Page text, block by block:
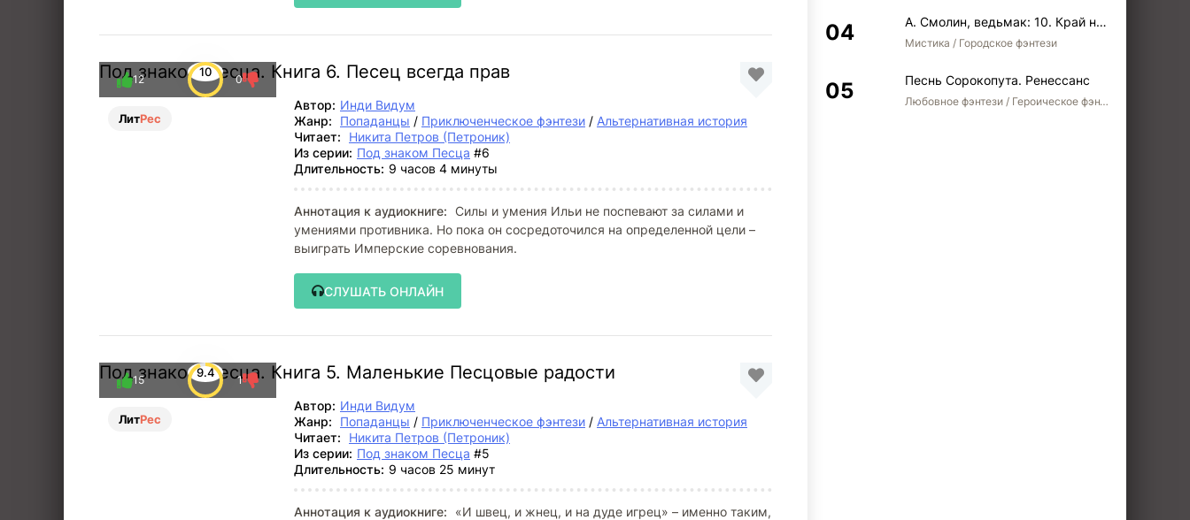
Под знаком Песца. Книга 6. Песец всегда прав
ЛитРес
10
12 0
Автор: Инди Видум
Жанр:
Попаданцы / Приключенческое фэнтези / Альтернативная история
Читает:
Никита Петров (Петроник)
Из серии: Под знаком Песца #6
Длительность: 9 часов 4 минуты
Аннотация к аудиокниге: Силы и умения Ильи не поспевают за силами и
умениями противника. Но пока он сосредоточился на определенной цели –
выиграть Имперские соревнования.
СЛУШАТЬ ОНЛАЙН
Под знаком Песца. Книга 5. Маленькие Песцовые радости
ЛитРес
9.4
15 1
Автор: Инди Видум
Жанр:
Попаданцы / Приключенческое фэнтези / Альтернативная история
Читает:
Никита Петров (Петроник)
Из серии: Под знаком Песца #5
Длительность: 9 часов 25 минут
Аннотация к аудиокниге:
«И швец, и жнец, и на дуде игрец» – именно таким,
А. Смолин, ведьмак: 10. Край неба
Мистика / Городское фэнтези
Песнь Сорокопута. Ренессанс
Любовное фэнтези / Героическое фэнтези